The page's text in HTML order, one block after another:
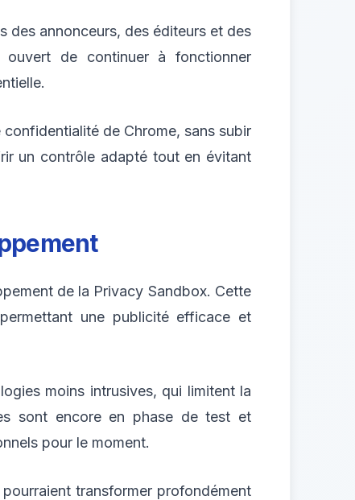
des annonceurs, des éditeurs et des
de continuer à fonctionner
de Chrome, sans subir
un contrôle adapté tout en évitant
de la Privacy Sandbox. Cette
une publicité efficace et
moins intrusives, qui limitent la
sont encore en phase de test et
pour le moment.
transformer profondément